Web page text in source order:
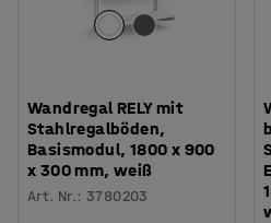
Wandregal RELY mit
Stahlregalböden,
Basismodul, 1800 x 900
x 300 mm, weiß
Art. Nr.:3780203